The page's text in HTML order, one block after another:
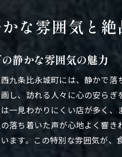
な雰囲気と
静かな雰囲気の魅力
九条比永城町には、静かで
し、訪れる人々に心の安ら
一見わかりにくい店が多く
落ち着いた声が心地よく響
ます。この特別な雰囲気が、